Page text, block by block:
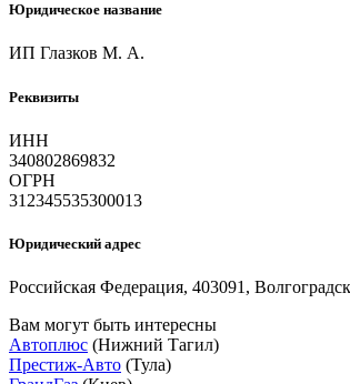
Юридическое название
ИП Глазков М. А.
Реквизиты
ИНН
340802869832
ОГРН
312345535300013
Юридический адрес
Российская Федерация, 403091,
Вам могут быть интересны
Автоплюс (Нижний Тагил)
Престиж-Авто (Тула)